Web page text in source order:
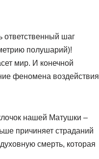
ответственный шаг
полушарий)!
мир. И конечной
феномена воздействия
нашей Матушки –
причиняет страданий
смерть, которая